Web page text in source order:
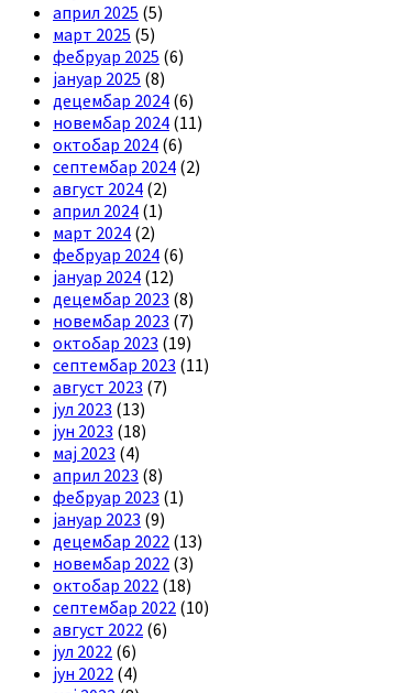
април 2025 (5)
март 2025 (5)
фебруар 2025 (6)
јануар 2025 (8)
децембар 2024 (6)
новембар 2024 (11)
октобар 2024 (6)
септембар 2024 (2)
август 2024 (2)
април 2024 (1)
март 2024 (2)
фебруар 2024 (6)
јануар 2024 (12)
децембар 2023 (8)
новембар 2023 (7)
октобар 2023 (19)
септембар 2023 (11)
август 2023 (7)
јул 2023 (13)
јун 2023 (18)
мај 2023 (4)
април 2023 (8)
фебруар 2023 (1)
јануар 2023 (9)
децембар 2022 (13)
новембар 2022 (3)
октобар 2022 (18)
септембар 2022 (10)
август 2022 (6)
јул 2022 (6)
јун 2022 (4)